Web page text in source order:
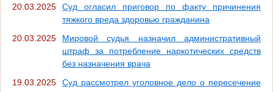
20.03.2025
Суд огласил приговор по факту причинения
тяжкого вреда здоровью гражданина
20.03.2025
Мировой судья назначил административный
штраф за потребление наркотических средств
без назначения врача
19.03.2025
Суд рассмотрел уголовное дело о пересечение